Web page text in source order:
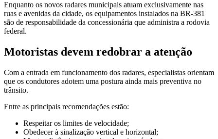
Enquanto os novos radares municipais atuam exclusivamente nas
ruas e avenidas da cidade, os equipamentos instalados na BR-381
são de responsabilidade da concessionária que administra a rodovia
federal.
Motoristas devem redobrar a atenção
Com a entrada em funcionamento dos radares, especialistas orientam
que os condutores adotem uma postura ainda mais preventiva no
trânsito.
Entre as principais recomendações estão:
Respeitar os limites de velocidade;
Obedecer à sinalização vertical e horizontal;